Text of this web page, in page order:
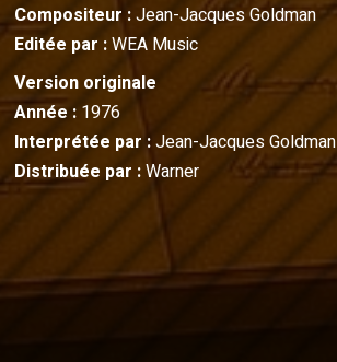
Compositeur :Jean-Jacques Goldman
Editée par :WEA Music
Version originale
Année :1976
Interprétée par :Jean-Jacques Goldman
Distribuée par :Warner